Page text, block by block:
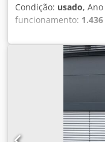
Condição: usado,
funcionamento:
Oferecemos um E85
pequena empresa
BRAÇO
hidráulica,
preço adicional justo
empresa de
horas de utilização *
em 2025 na
de 44 kW, fabricante